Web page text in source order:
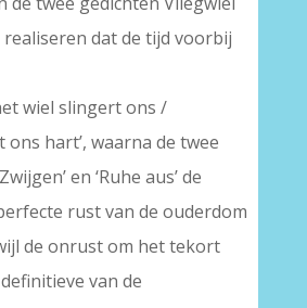
realiseren dat de tijd voorbij
wiel slingert ons /
hart’, waarna de twee
en ‘Ruhe aus’ de
rust van de ouderdom
de onrust om het tekort
van de